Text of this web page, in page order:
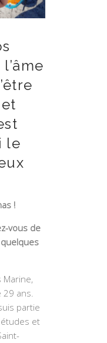
le
!
vous de
Marine,
29 ans.
partie
et